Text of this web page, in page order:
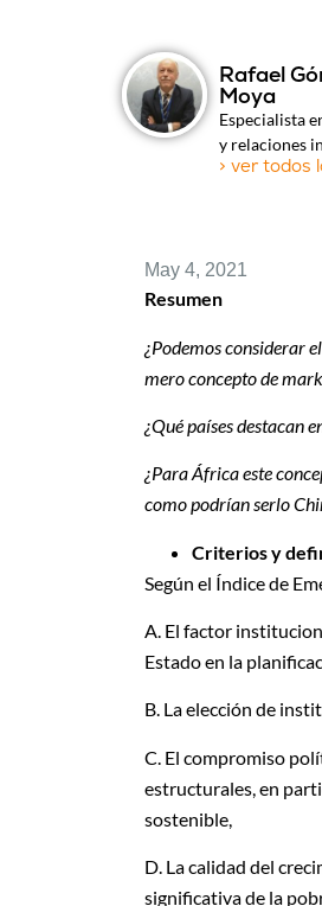
Rafael
Moya
Especialista
y relaciones
> ver todos
May 4, 2021
Resumen
¿Podemos considerar
mero concepto de
¿Qué países destacan
¿Para África este
como podrían serlo
Criterios y
Según el Índice de
A. El factor
Estado en la
B. La elección de
C. El compromiso
estructurales, en
sostenible,
D. La calidad del
significativa de la